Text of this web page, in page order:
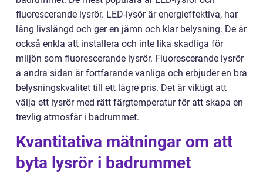
fluorescerande lysrör. LED-lysör är energieffektiva, har
lång livslängd och ger en jämn och klar belysning. De är
också enkla att installera och inte lika skadliga för
miljön som fluorescerande lysrör. Fluorescerande lysrör
å andra sidan är fortfarande vanliga och erbjuder en bra
belysningskvalitet till ett lägre pris. Det är viktigt att
välja ett lysrör med rätt färgtemperatur för att skapa en
trevlig atmosfär i badrummet.
Kvantitativa mätningar om att
byta lysrör i badrummet